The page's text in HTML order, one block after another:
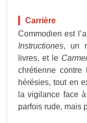
Carrière
Commodien est
Instructiones, un
livres, et le
chrétienne contre
hérésies, tout en
la vigilance face
parfois rude, mais